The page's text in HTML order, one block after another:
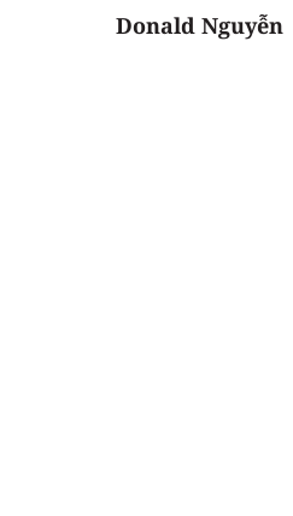
Donald Nguyễn